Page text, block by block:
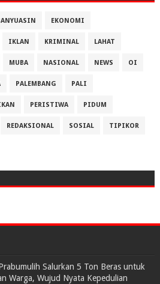
EKONOMI
IKLAN KRIMINAL LAHAT
MUBA NASIONAL NEWS OI
PALEMBANG PALI
PERISTIWA PIDUM
REDAKSIONAL SOSIAL TIPIKOR
Salurkan 5 Ton Beras untuk
Warga, Wujud Nyata Kepedulian